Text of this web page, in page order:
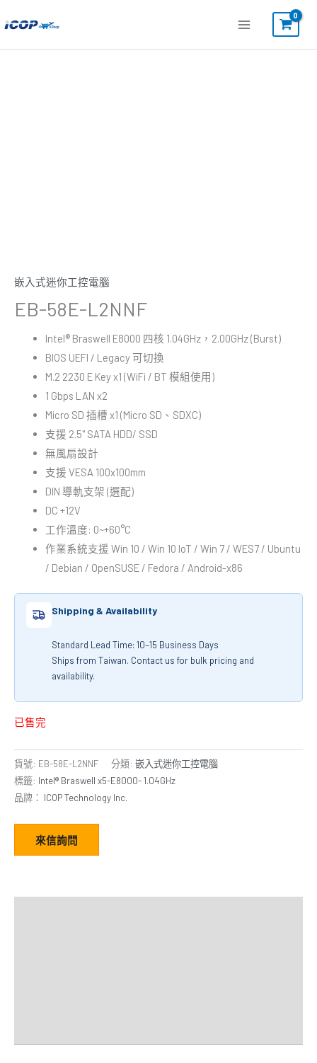
至
主
嵌入式迷你工控電腦
EB-58E-L2NNF
Intel® Braswell E8000 四核 1.04GHz，2.00GHz (Burst)
BIOS UEFI / Legacy 可切換
M.2 2230 E Key x1 (WiFi / BT 模組使用)
1 Gbps LAN x2
Micro SD 插槽 x1 (Micro SD、SDXC)
支援 2.5" SATA HDD/ SSD
無風扇設計
支援 VESA 100x100mm
DIN 導軌支架 (選配)
DC +12V
工作溫度: 0~+60°C
作業系統支援 Win 10 / Win 10 IoT / Win 7 / WES7 / Ubuntu
/ Debian / OpenSUSE / Fedora / Android-x86
Shipping & Availability
Standard Lead Time: 10–15 Business Days
Ships from Taiwan. Contact us for bulk pricing and
availability.
已售完
貨號: EB-58E-L2NNF 分類: 嵌入式迷你工控電腦
標籤: Intel® Braswell x5-E8000- 1.04GHz
品牌： ICOP Technology Inc.
來信詢問